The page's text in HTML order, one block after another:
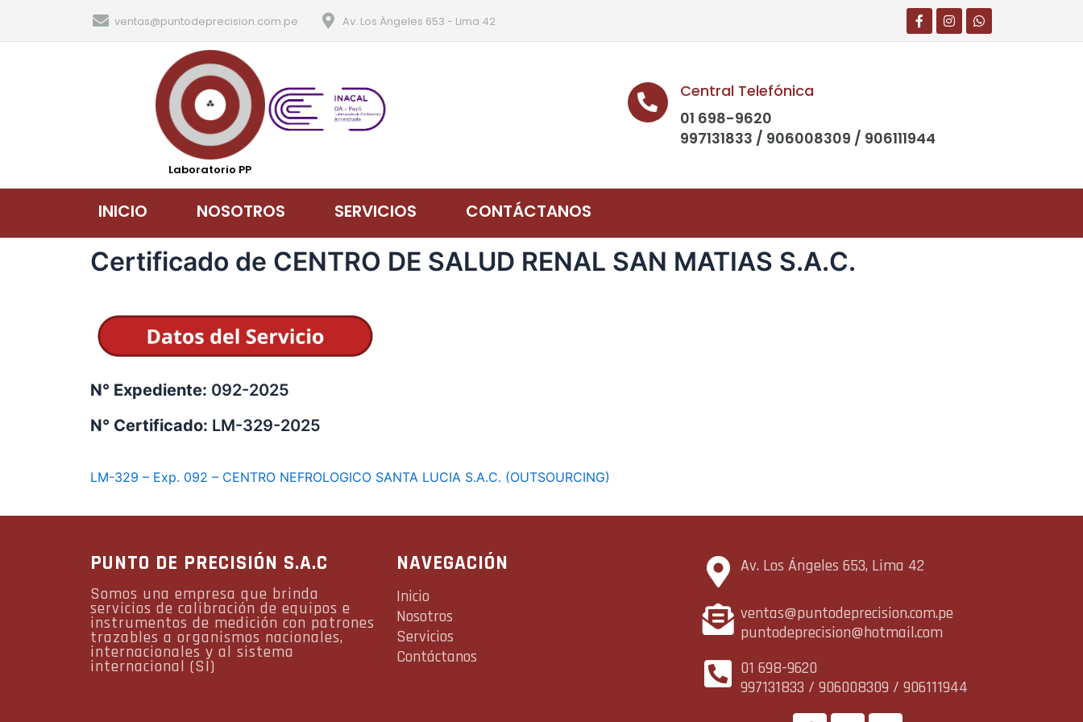
ventas@puntodeprecision.com.pe Av. Los Ángeles 653 - Lima 42
Laboratorio PP
Central Telefónica
01 698-9620
997131833 / 906008309 / 906111944
INICIO NOSOTROS SERVICIOS CONTÁCTANOS
Certificado de CENTRO DE SALUD RENAL SAN MATIAS S.A.C.
N° Expediente: 092-2025
N° Certificado: LM-329-2025
LM-329 – Exp. 092 – CENTRO NEFROLOGICO SANTA LUCIA S.A.C. (OUTSOURCING)
PUNTO DE PRECISIÓN S.A.C
Somos una empresa que brinda
servicios de calibración de equipos e
instrumentos de medición con patrones
trazables a organismos nacionales,
internacionales y al sistema
internacional (SI)
NAVEGACIÓN
Inicio
Nosotros
Servicios
Contáctanos
Av. Los Ángeles 653, Lima 42
ventas@puntodeprecision.com.pe
puntodeprecision@hotmail.com
01 698-9620
997131833 / 906008309 / 906111944